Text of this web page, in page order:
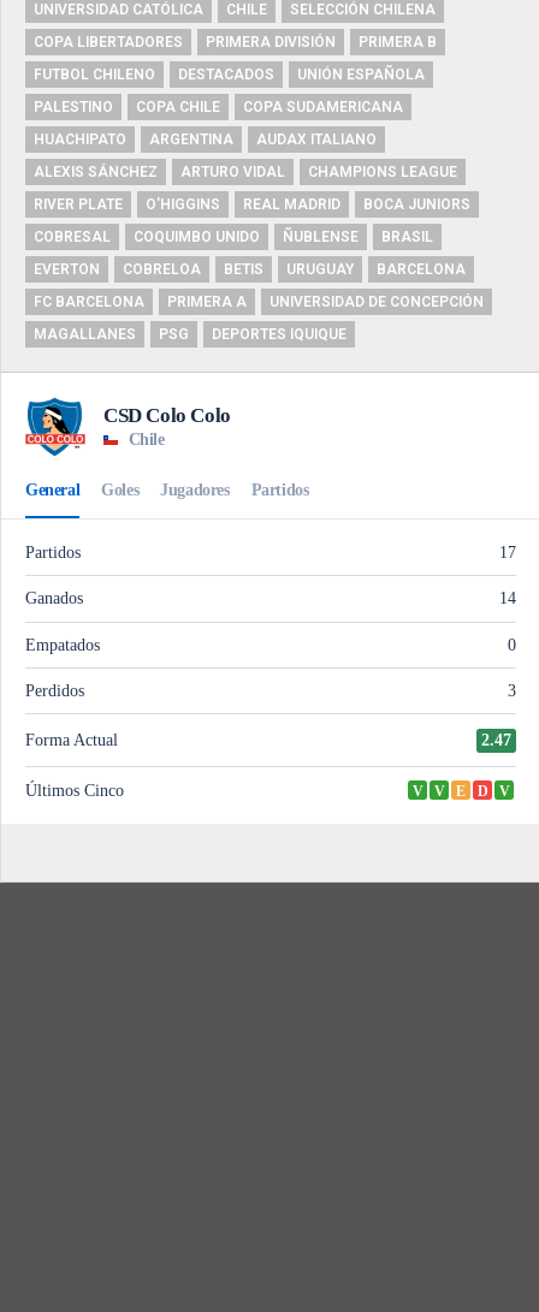
UNIVERSIDAD CATÓLICA
CHILE
SELECCIÓN CHILENA
COPA LIBERTADORES
PRIMERA DIVISIÓN
PRIMERA B
FUTBOL CHILENO
DESTACADOS
UNIÓN ESPAÑOLA
PALESTINO
COPA CHILE
COPA SUDAMERICANA
HUACHIPATO
ARGENTINA
AUDAX ITALIANO
ALEXIS SÁNCHEZ
ARTURO VIDAL
CHAMPIONS LEAGUE
RIVER PLATE
O'HIGGINS REAL MADRID
BOCA JUNIORS
COBRESAL
COQUIMBO UNIDO ÑUBLENSE
BRASIL
EVERTON
COBRELOA BETIS URUGUAY
BARCELONA
FC BARCELONA
PRIMERA A
UNIVERSIDAD DE CONCEPCIÓN
MAGALLANES
PSG DEPORTES IQUIQUE